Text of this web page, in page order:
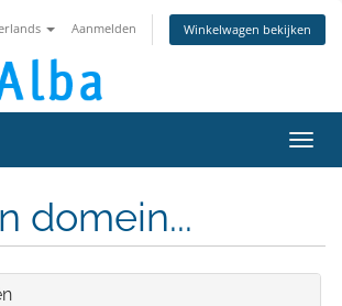
Aanmelden Winkelwagen bekijken
in-/
domein...